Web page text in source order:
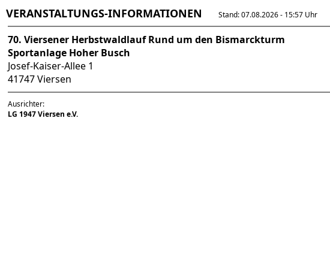
VERANSTALTUNGS-INFORMATIONEN Stand: 07.08.2026 - 15:57 Uhr
70. Viersener Herbstwaldlauf Rund um den Bismarckturm
Sportanlage Hoher Busch
Josef-Kaiser-Allee 1
41747 Viersen
Ausrichter:
LG 1947 Viersen e.V.